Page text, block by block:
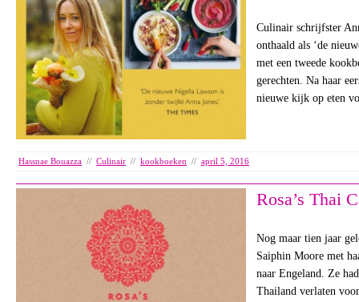
Culinair schrijfster
onthaald als ‘de
met een tweede
gerechten. Na haar
nieuwe kijk op eten
Hassnae Bouazza // Culinair // kookboeken // april 5, 2016
Rosa’s Thai
Nog maar tien jaar
Saiphin Moore met
naar Engeland. Ze
Thailand verlaten